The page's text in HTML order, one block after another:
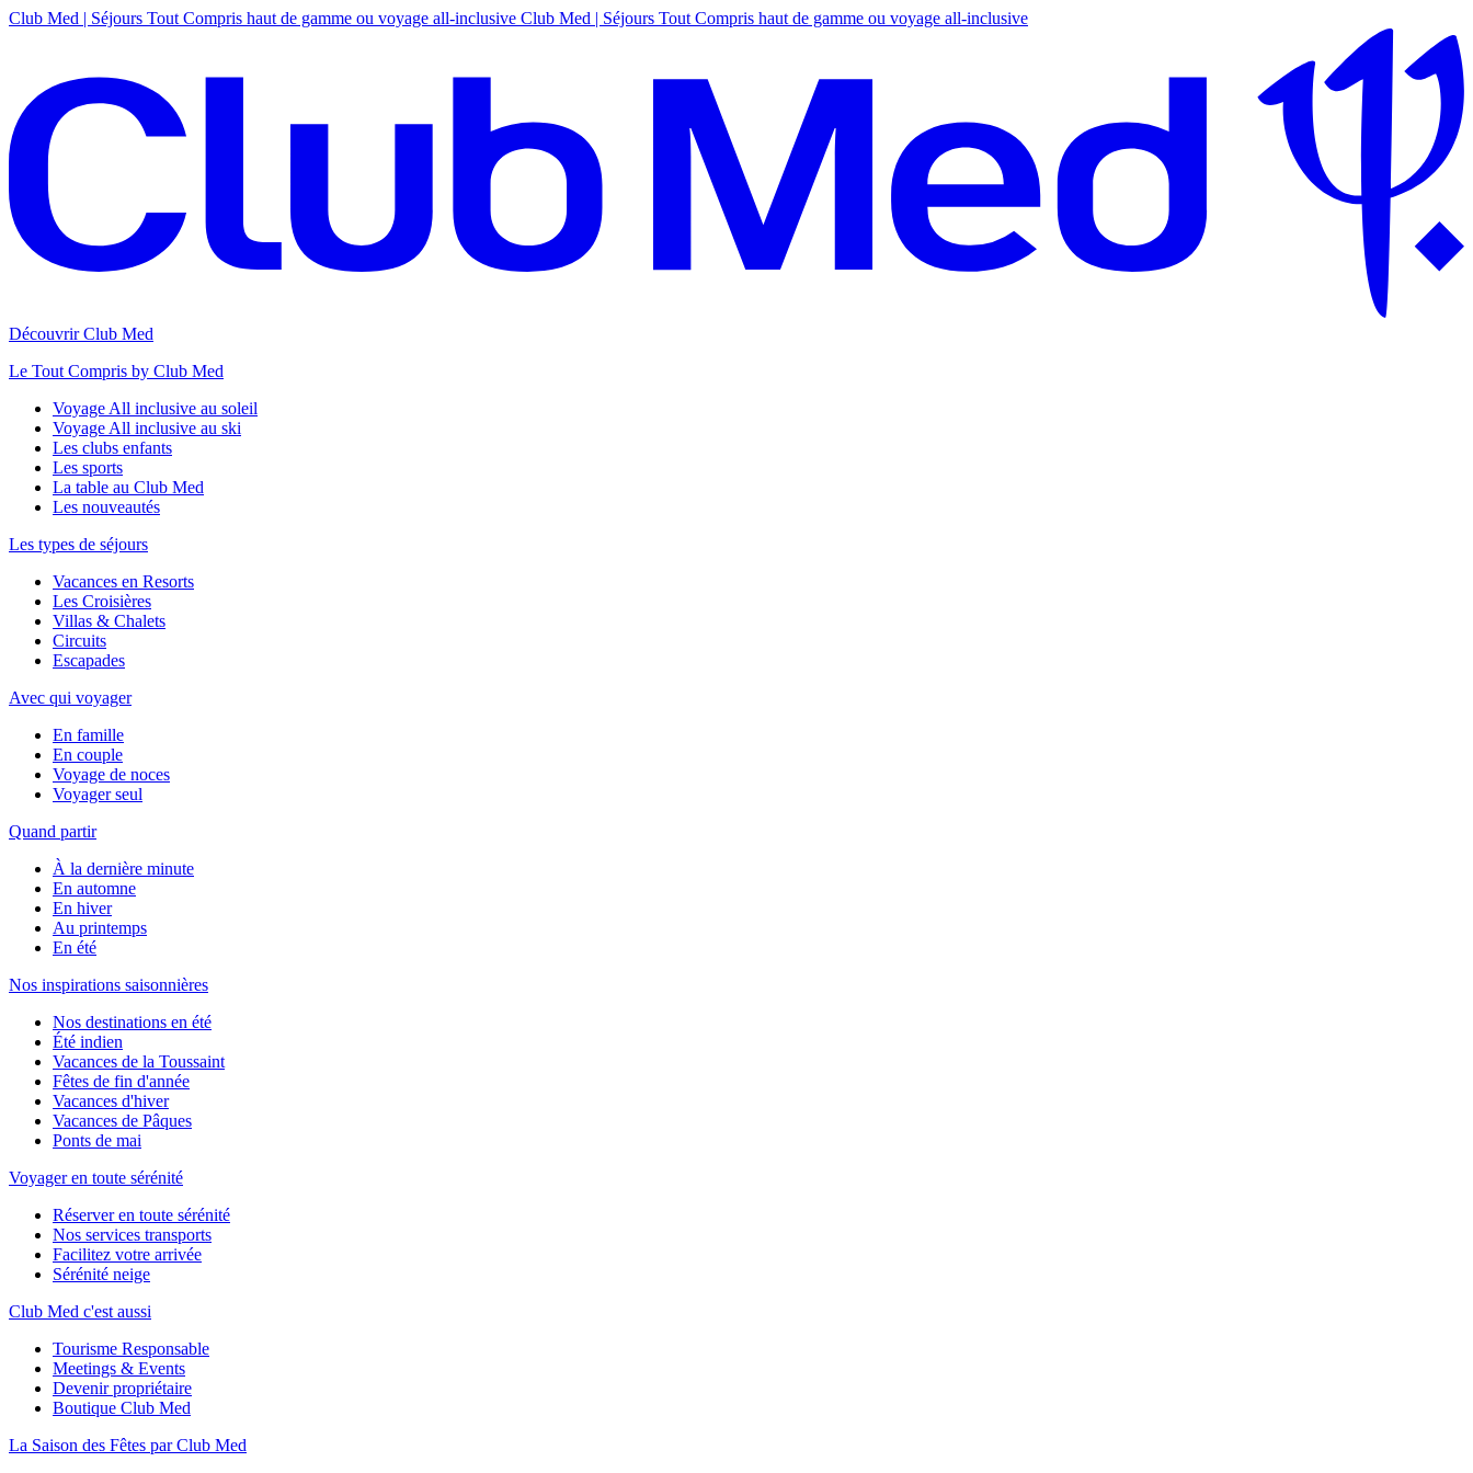
Club Med | Séjours Tout Compris haut de gamme ou voyage all-inclusive Club Med | Séjours Tout Compris haut de gamme ou voyage all-inclusive
Découvrir Club Med
Le Tout Compris by Club Med
Voyage All inclusive au soleil
Voyage All inclusive au ski
Les clubs enfants
Les sports
La table au Club Med
Les nouveautés
Les types de séjours
Vacances en Resorts
Les Croisières
Villas & Chalets
Circuits
Escapades
Avec qui voyager
En famille
En couple
Voyage de noces
Voyager seul
Quand partir
À la dernière minute
En automne
En hiver
Au printemps
En été
Nos inspirations saisonnières
Nos destinations en été
Été indien
Vacances de la Toussaint
Fêtes de fin d'année
Vacances d'hiver
Vacances de Pâques
Ponts de mai
Voyager en toute sérénité
Réserver en toute sérénité
Nos services transports
Facilitez votre arrivée
Sérénité neige
Club Med c'est aussi
Tourisme Responsable
Meetings & Events
Devenir propriétaire
Boutique Club Med
La Saison des Fêtes par Club Med